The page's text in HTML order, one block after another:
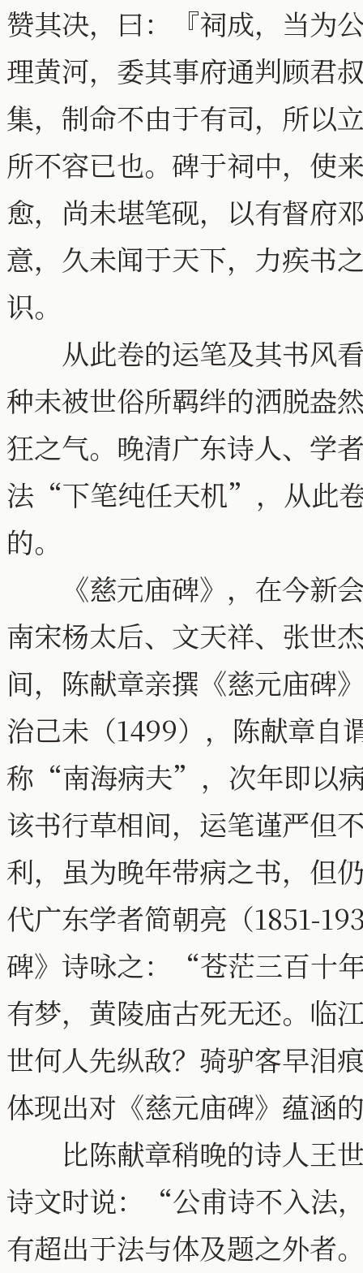
赞其决，曰：『祠成，当为
理黄河，委其事府通判顾君
集，制命不由于有司，所以
所不容已也。碑于祠中，使
愈，尚未堪笔砚，以有督府
意，久未闻于天下，力疾书
识。
从此卷的运笔及其书风看
种未被世俗所羁绊的洒脱盎
狂之气。晚清广东诗人、学
法“下笔纯任天机”，从此
的。
《慈元庙碑》，在今新会
南宋杨太后、文天祥、张世
间，陈献章亲撰《慈元庙碑
治己未（1499），陈献章
称“南海病夫”，次年即以
该书行草相间，运笔谨严但
利，虽为晚年带病之书，但
代广东学者简朝亮（1851-
碑》诗咏之：“苍茫三百十
有梦，黄陵庙古死无还。临
世何人先纵敌？骑驴客早
体现出对《慈元庙碑》蕴涵
比陈献章稍晚的诗人王世
诗文时说：“公甫诗不入法
有超出于法与体及题之外者